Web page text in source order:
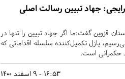
/ دکتر رایجی: جهاد تبیین رسالت اصلی
اکران اختصاصی مستند "غیر رسمی 4" در استان قزوین گفت:ما اگر جهاد تبیین را تنها در
پازل تکمیل‌کننده سلسله اقداماتی که
حکمرانی است.
16:53 - 9 اسفند 1400